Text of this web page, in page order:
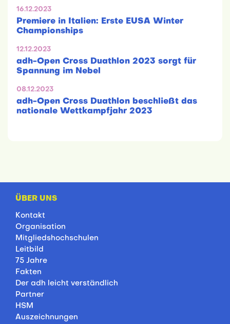
16.12.2023
Premiere in Italien: Erste EUSA Winter
Championships
12.12.2023
adh-Open Cross Duathlon 2023 sorgt für
Spannung im Nebel
08.12.2023
adh-Open Cross Duathlon beschließt das
nationale Wettkampfjahr 2023
ÜBER UNS
Kontakt
Organisation
Mitgliedshochschulen
Leitbild
75 Jahre
Fakten
Der adh leicht verständlich
Partner
HSM
Auszeichnungen